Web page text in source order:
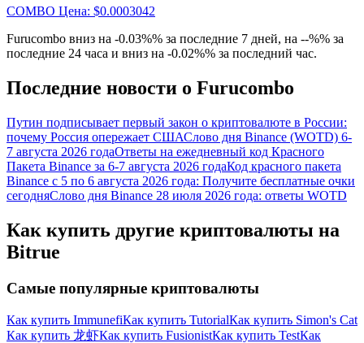
Скачать
приложение Bitrue
COMBO Цена: $0.0003042
Furucombo вниз на -0.03%% за последние 7 дней, на --%% за
последние 24 часа и вниз на -0.02%% за последний час.
Последние новости о Furucombo
Путин подписывает первый закон о криптовалюте в России:
почему Россия опережает СШАСлово дня Binance (WOTD) 6-
7 августа 2026 годаОтветы на ежедневный код Красного
Пакета Binance за 6-7 августа 2026 годаКод красного пакета
Binance с 5 по 6 августа 2026 года: Получите бесплатные очки
сегодняСлово дня Binance 28 июля 2026 года: ответы WOTD
Как купить другие криптовалюты на
Bitrue
Самые популярные криптовалюты
Как купить ImmunefiКак купить TutorialКак купить Simon's Cat
Как купить 龙虾Как купить FusionistКак купить TestКак